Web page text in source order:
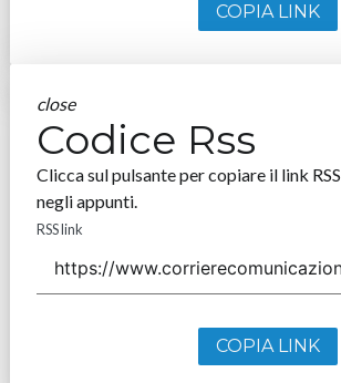
COPIA LINK
close
Codice Rss
Clicca sul pulsante per copiare il link RSS
negli appunti.
RSS link
COPIA LINK